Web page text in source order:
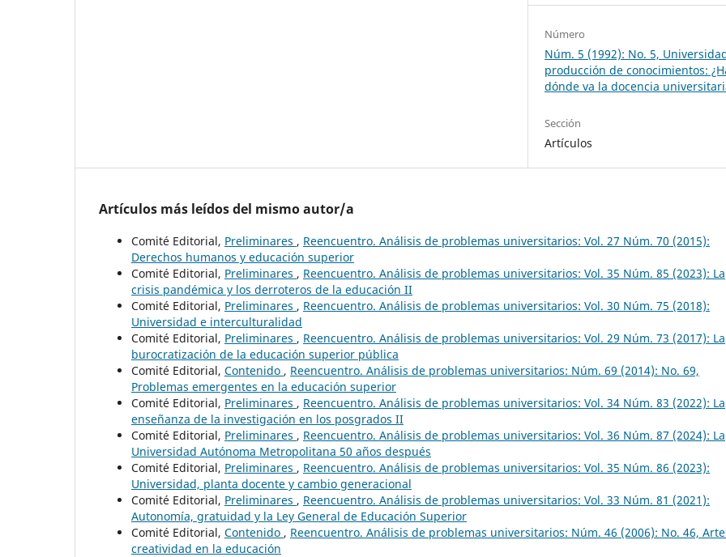
Número
Núm. 5 (1992): No. 5,
producción de conocimientos:
dónde va la docencia
Sección
Artículos
Artículos más leídos del mismo autor/a
Comité Editorial, Preliminares , Reencuentro. Análisis de problemas universitarios: Vol. 27 Núm. 70 (2015):
Derechos humanos y educación superior
Comité Editorial, Preliminares , Reencuentro. Análisis de problemas universitarios: Vol. 35 Núm. 85 (2023): La
crisis pandémica y los derroteros de la educación II
Comité Editorial, Preliminares , Reencuentro. Análisis de problemas universitarios: Vol. 30 Núm. 75 (2018):
Universidad e interculturalidad
Comité Editorial, Preliminares , Reencuentro. Análisis de problemas universitarios: Vol. 29 Núm. 73 (2017): La
burocratización de la educación superior pública
Comité Editorial, Contenido , Reencuentro. Análisis de problemas universitarios: Núm. 69 (2014): No. 69,
Problemas emergentes en la educación superior
Comité Editorial, Preliminares , Reencuentro. Análisis de problemas universitarios: Vol. 34 Núm. 83 (2022): La
enseñanza de la investigación en los posgrados II
Comité Editorial, Preliminares , Reencuentro. Análisis de problemas universitarios: Vol. 36 Núm. 87 (2024): La
Universidad Autónoma Metropolitana 50 años después
Comité Editorial, Preliminares , Reencuentro. Análisis de problemas universitarios: Vol. 35 Núm. 86 (2023):
Universidad, planta docente y cambio generacional
Comité Editorial, Preliminares , Reencuentro. Análisis de problemas universitarios: Vol. 33 Núm. 81 (2021):
Autonomía, gratuidad y la Ley General de Educación Superior
Comité Editorial, Contenido , Reencuentro. Análisis de problemas universitarios: Núm. 46 (2006): No. 46,
creatividad en la educación